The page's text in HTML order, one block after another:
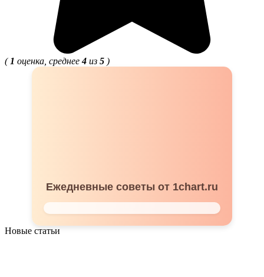
( 1 оценка, среднее4 из 5 )
Ежедневные советы от 1chart.ru
Новые статьи